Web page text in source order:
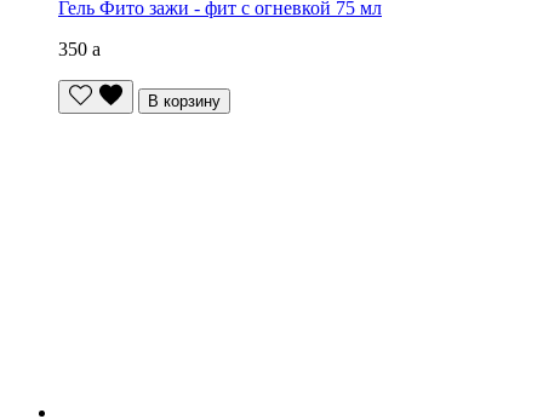
Гель Фито зажи - фит с огневкой 75 мл
350 a
В корзину